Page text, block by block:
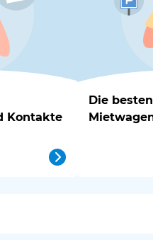
Kontakte
Die